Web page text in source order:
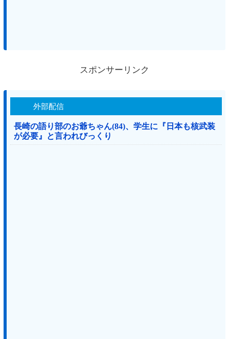
スポンサーリンク
外部配信
長崎の語り部のお爺ちゃん(84)、学生に『日本も核武装
が必要』と言われびっくり